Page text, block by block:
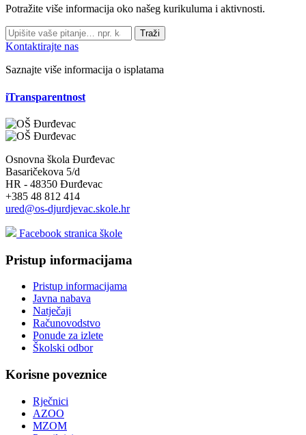
Potražite više informacija oko našeg kurikuluma i aktivnosti.
Traži
Kontaktirajte nas
Saznajte više informacija o isplatama
iTransparentnost
Osnovna škola Đurđevac
Basaričekova 5/d
HR - 48350 Đurđevac
+385 48 812 414
ured@os-djurdjevac.skole.hr
Facebook stranica škole
Pristup informacijama
Pristup informacijama
Javna nabava
Natječaji
Računovodstvo
Ponude za izlete
Školski odbor
Korisne poveznice
Rječnici
AZOO
MZOM